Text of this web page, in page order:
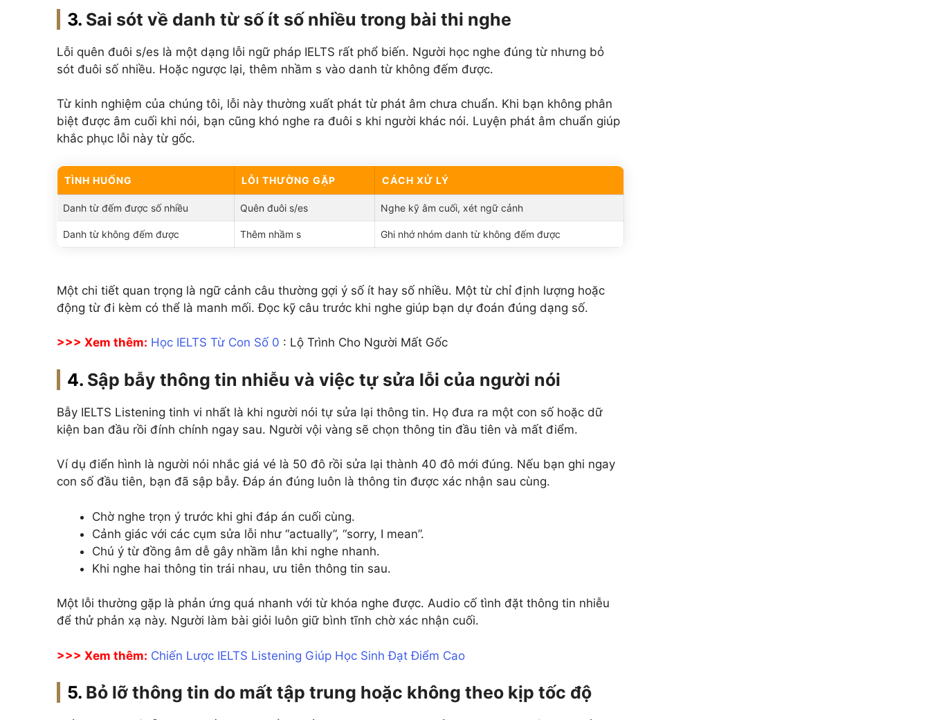
Sai sót về danh từ số ít số nhiều trong bài thi nghe
Lỗi quên đuôi s/es là một dạng lỗi ngữ pháp IELTS rất phổ biến. Người học nghe đúng từ nhưng bỏ
sót đuôi số nhiều. Hoặc ngược lại, thêm nhầm s vào danh từ không đếm được.
Từ kinh nghiệm của chúng tôi, lỗi này thường xuất phát từ phát âm chưa chuẩn. Khi bạn không phân
biệt được âm cuối khi nói, bạn cũng khó nghe ra đuôi s khi người khác nói. Luyện phát âm chuẩn giúp
khắc phục lỗi này từ gốc.
TÌNH HUỐNG LỖI THƯỜNG GẶP CÁCH XỬ LÝ
Danh từ đếm được số nhiều Quên đuôi s/es Nghe kỹ âm cuối, xét ngữ cảnh
Danh từ không đếm được Thêm nhầm s Ghi nhớ nhóm danh từ không đếm được
Một chi tiết quan trọng là ngữ cảnh câu thường gợi ý số ít hay số nhiều. Một từ chỉ định lượng hoặc
động từ đi kèm có thể là manh mối. Đọc kỹ câu trước khi nghe giúp bạn dự đoán đúng dạng số.
>>> Xem thêm: Học IELTS Từ Con Số 0 : Lộ Trình Cho Người Mất Gốc
Sập bẫy thông tin nhiễu và việc tự sửa lỗi của người nói
Bẫy IELTS Listening tinh vi nhất là khi người nói tự sửa lại thông tin. Họ đưa ra một con số hoặc dữ
kiện ban đầu rồi đính chính ngay sau. Người vội vàng sẽ chọn thông tin đầu tiên và mất điểm.
Ví dụ điển hình là người nói nhắc giá vé là 50 đô rồi sửa lại thành 40 đô mới đúng. Nếu bạn ghi ngay
con số đầu tiên, bạn đã sập bẫy. Đáp án đúng luôn là thông tin được xác nhận sau cùng.
Chờ nghe trọn ý trước khi ghi đáp án cuối cùng.
Cảnh giác với các cụm sửa lỗi như “actually”, “sorry, I mean”.
Chú ý từ đồng âm dễ gây nhầm lẫn khi nghe nhanh.
Khi nghe hai thông tin trái nhau, ưu tiên thông tin sau.
Một lỗi thường gặp là phản ứng quá nhanh với từ khóa nghe được. Audio cố tình đặt thông tin nhiễu
để thử phản xạ này. Người làm bài giỏi luôn giữ bình tĩnh chờ xác nhận cuối.
>>> Xem thêm: Chiến Lược IELTS Listening Giúp Học Sinh Đạt Điểm Cao
Bỏ lỡ thông tin do mất tập trung hoặc không theo kịp tốc độ